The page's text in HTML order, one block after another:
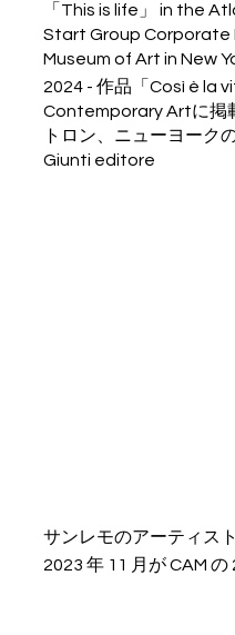
「This is life」 in the
Start Group
Museum of Art in New
2024 - 作品「Così è la
Contemporary Artに掲
トロン、ニューヨーク
Giunti editore
サンレモのアーティス
2023 年 11 月が CAM